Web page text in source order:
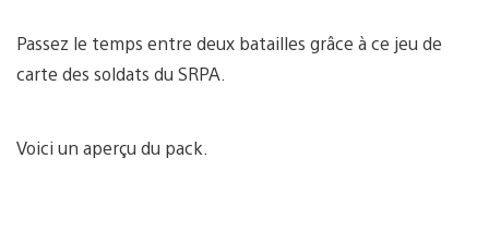
Passez le temps entre deux batailles grâce à ce jeu de
carte des soldats du SRPA.
Voici un aperçu du pack.